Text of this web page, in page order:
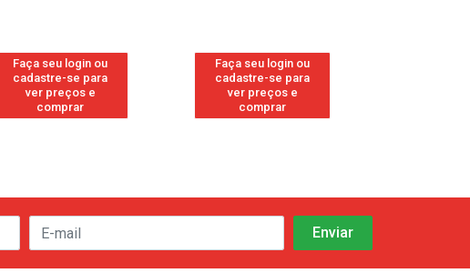
Faça seu login ou
cadastre-se para
ver preços e
comprar
Faça seu login ou
cadastre-se para
ver preços e
comprar